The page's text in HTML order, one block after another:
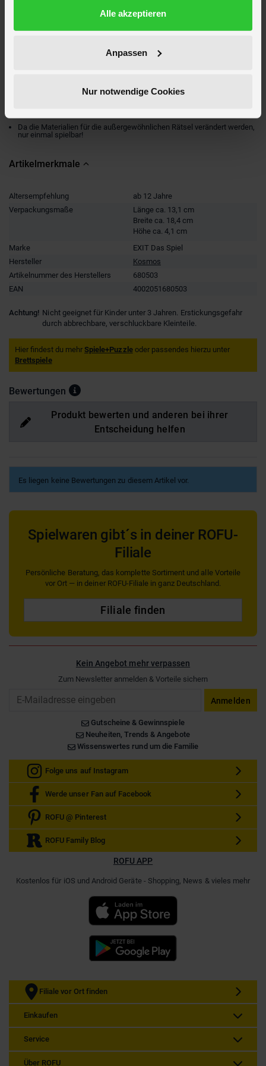
DatenschutzerklärungAlle akzeptieren
Anpassen
Nur notwendige Cookies
1–4 SpielerInnen lösen im Team clevere Rätsel und brauchen dazu
Familien ab 12 Jahren.
Da die Materialien für die außergewöhnlichen Rätsel verändert werden,
nur einmal spielbar!
Artikelmerkmale
Altersempfehlung
ab 12 Jahre
Verpackungsmaße
Länge ca. 13,1 cm
Breite ca. 18,4 cm
Höhe ca. 4,1 cm
Marke
EXIT Das Spiel
Hersteller
Kosmos
Artikelnummer des Herstellers
680503
EAN
4002051680503
Achtung! Nicht geeignet für Kinder unter 3 Jahren. Erstickungsgefahr
durch abbrechbare, verschluckbare Kleinteile.
Hier findest du mehr Spiele+Puzzleoder passendes hierzu unter
Brettspiele
Bewertungen
Produkt bewerten und anderen bei ihrer
Entscheidung helfen
Es liegen keine Bewertungen zu diesem Artikel vor.
Spielwaren gibt´s in deiner ROFU-
Filiale
Persönliche Beratung, das komplette Sortiment und alle Vorteile
vor Ort — in deiner ROFU-Filiale in ganz Deutschland.
Filiale finden
Kein Angebot mehr verpassen
Zum Newsletter anmelden & Vorteile sichern
Anmelden
Gutscheine & Gewinnspiele
Neuheiten, Trends & Angebote
Wissenswertes rund um die Familie
Folge uns auf Instagram
Werde unser Fan auf Facebook
ROFU @ Pinterest
ROFU Family Blog
ROFU APP
Kostenlos für iOS und Android Geräte - Shopping, News & vieles mehr
Filiale vor Ort finden
Einkaufen
Service
Über ROFU